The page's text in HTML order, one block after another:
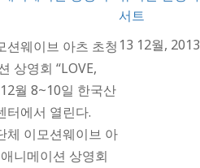
션웨이브 아츠 초청
상영회 “LOVE,
월 8~10일 한국산
터에서 열린다.
체 이모션웨이브 아
니메이션 상영회
서트
13 12월, 2013